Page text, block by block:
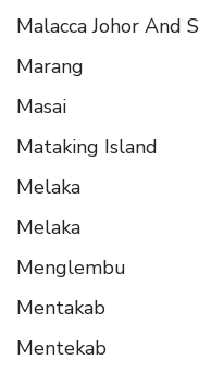
Malacca Johor And
Marang
Masai
Mataking Island
Melaka
Melaka
Menglembu
Mentakab
Mentekab